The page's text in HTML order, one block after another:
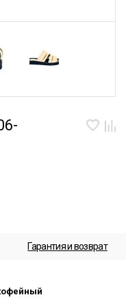
Гарантия и возврат